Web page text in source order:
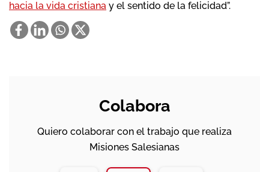
hacia la vida cristiana y el sentido de la felicidad”.
Colabora
Quiero colaborar con el trabajo que realiza
Misiones Salesianas